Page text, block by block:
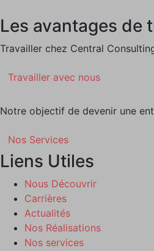
Les avantages de
Travailler chez Central
Travailler avec nous
Notre objectif de devenir une
Nos Services
Liens Utiles
Nous Découvrir
Carrières
Actualités
Nos Réalisations
Nos services